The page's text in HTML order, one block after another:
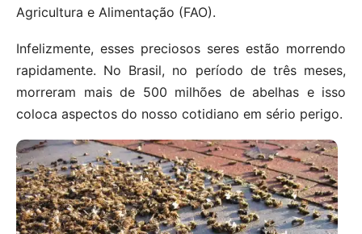
Agricultura e Alimentação (FAO).
Infelizmente, esses preciosos seres estão morrendo
rapidamente. No Brasil, no período de três meses,
morreram mais de 500 milhões de abelhas e isso
coloca aspectos do nosso cotidiano em sério perigo.